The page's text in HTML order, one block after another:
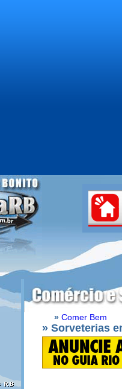
» Comer Bem
» Sorveterias